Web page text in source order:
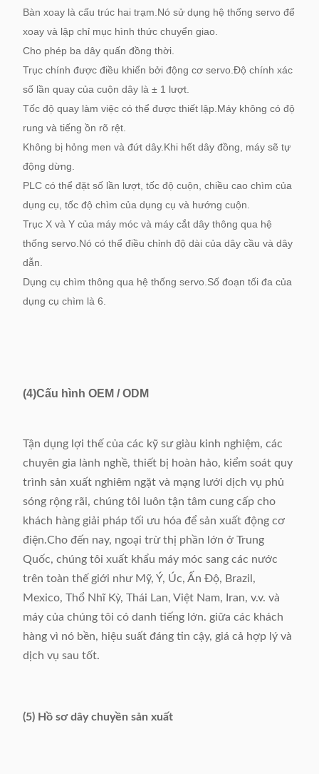
Bàn xoay là cấu trúc hai trạm.Nó sử dụng hệ thống servo để
xoay và lập chỉ mục hình thức chuyển giao.
Cho phép ba dây quấn đồng thời.
Trục chính được điều khiển bởi động cơ servo.Độ chính xác
số lần quay của cuộn dây là ± 1 lượt.
Tốc độ quay làm việc có thể được thiết lập.Máy không có độ
rung và tiếng ồn rõ rệt.
Không bị hỏng men và đứt dây.Khi hết dây đồng, máy sẽ tự
động dừng.
PLC có thể đặt số lần lượt, tốc độ cuộn, chiều cao chìm của
dụng cụ, tốc độ chìm của dụng cụ và hướng cuộn.
Trục X và Y của máy móc và máy cắt dây thông qua hệ
thống servo.Nó có thể điều chỉnh độ dài của dây cầu và dây
dẫn.
Dụng cụ chìm thông qua hệ thống servo.Số đoạn tối đa của
dụng cụ chìm là 6.
(4)Cấu hình OEM / ODM
Tận dụng lợi thế của các kỹ sư giàu kinh nghiệm, các
chuyên gia lành nghề, thiết bị hoàn hảo, kiểm soát quy
trình sản xuất nghiêm ngặt và mạng lưới dịch vụ phủ
sóng rộng rãi, chúng tôi luôn tận tâm cung cấp cho
khách hàng giải pháp tối ưu hóa để sản xuất động cơ
điện.Cho đến nay, ngoại trừ thị phần lớn ở Trung
Quốc, chúng tôi xuất khẩu máy móc sang các nước
trên toàn thế giới như Mỹ, Ý, Úc, Ấn Độ, Brazil,
Mexico, Thổ Nhĩ Kỳ, Thái Lan, Việt Nam, Iran, v.v. và
máy của chúng tôi có danh tiếng lớn. giữa các khách
hàng vì nó bền, hiệu suất đáng tin cậy, giá cả hợp lý và
dịch vụ sau tốt.
(5) Hồ sơ dây chuyền sản xuất